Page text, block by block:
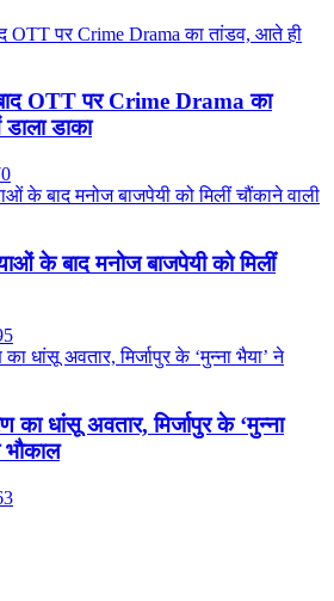
OTT पर Crime Drama का
डाका
के बाद मनोज बाजपेयी को मिलीं
का धांसू अवतार, मिर्जापुर के ‘मुन्ना
भौकाल